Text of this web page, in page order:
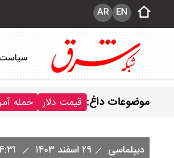
EN
AR
سیاست
موضوعات داغ: قیمت دلار حمله
دیپلماسی ۲۹ اسفند ۱۴۰۳